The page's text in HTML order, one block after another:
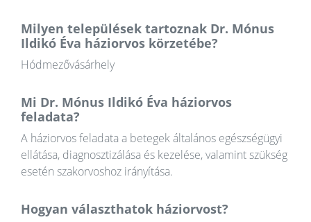
Milyen települések tartoznak Dr. Mónus
Ildikó Éva háziorvos körzetébe?
Hódmezővásárhely
Mi Dr. Mónus Ildikó Éva háziorvos
feladata?
A háziorvos feladata a betegek általános egészségügyi
ellátása, diagnosztizálása és kezelése, valamint szükség
esetén szakorvoshoz irányítása.
Hogyan választhatok háziorvost?